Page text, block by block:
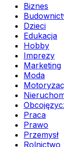
Biznes
Dzieci
Edukacja
Hobby
Imprezy
Marketing
Moda
Praca
Prawo
Przemysł
Rolnictwo